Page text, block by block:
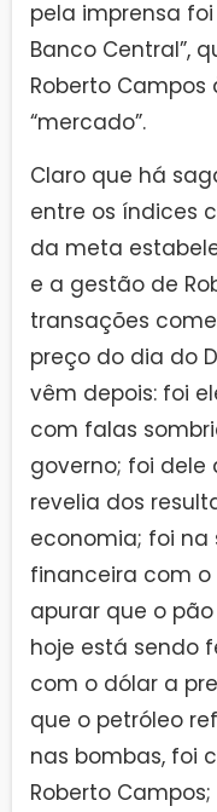
pela imprensa
Banco Central”,
Roberto Campos
“mercado”.
Claro que há
entre os índices
da meta
e a gestão de
transações
preço do dia do
vêm depois: foi
com falas
governo; foi dele
revelia dos
economia; foi
financeira com o
apurar que o
hoje está sendo
com o dólar a
que o petróleo
nas bombas, foi
Roberto